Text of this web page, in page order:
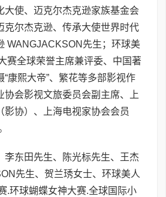
大使、迈克尔杰克逊家族基金会
克尔杰克逊、传承大使世界时代
WANGJACKSON先生；环球美
赛全球荣誉主席兼评委、中国著
康熙大帝”、繁花等多部影视作
协会影视文旅委员会副主席、上
影协）、上海电视家协会会员
李东田先生、陈光标先生、王杰
先生、贺兰琇女士、环球美人
.环球蝴蝶女神大赛.全球国际小